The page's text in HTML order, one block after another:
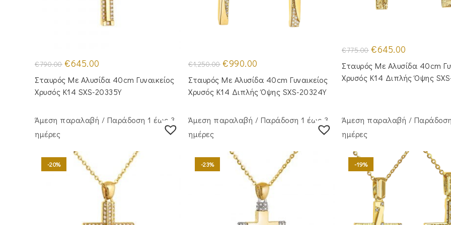
€790.00 Original
price
was:
€790.00.
€645.00
τιμή
είναι:
€645.00.
Σταυρός Mε Aλυσίδα 40cm Γυναικείος
Χρυσός Κ14 SXS-20335Y
€1,250.00 Original
price
was:
€1,250.00.
€990.00
τιμή
είναι:
€990.00.
Σταυρός Με Αλυσίδα 40cm Γυναικείος
Χρυσός Κ14 Διπλής Όψης SXS-20324Y
€775.00 Original
price
was:
€775.00.
€645.00
τιμή
είναι:
€645.00.
Σταυρός Με Αλυσίδα 40cm
Χρυσός Κ14 Διπλής Όψης
Άμεση παραλαβή / Παράδoση 1 έως 3
ημέρες
-20%
Άμεση παραλαβή / Παράδoση 1 έως 3
ημέρες
-23%
Άμεση παραλαβή /
ημέρες
-19%